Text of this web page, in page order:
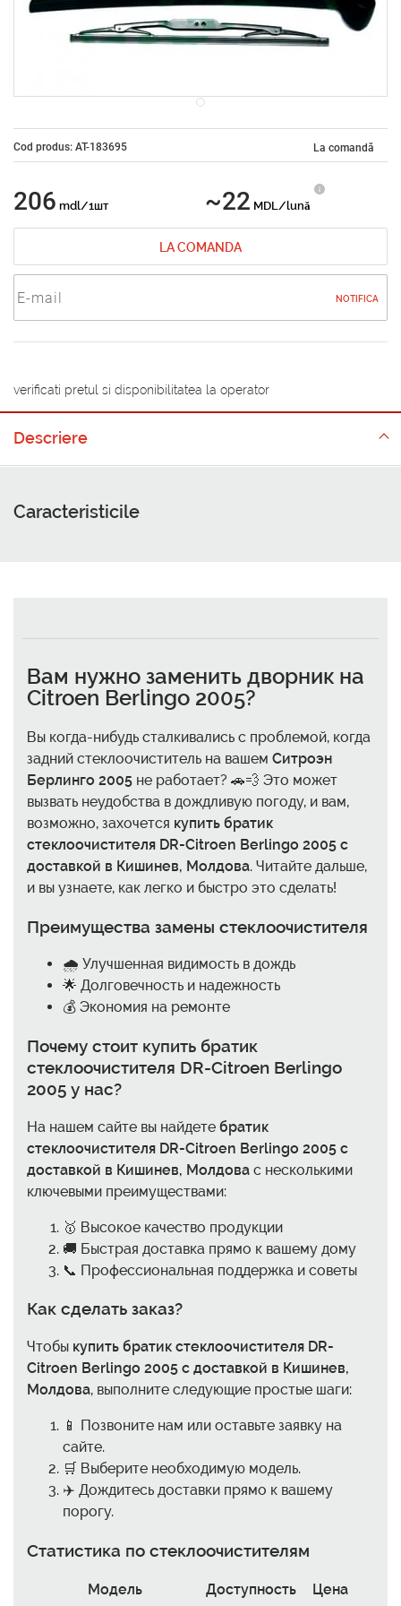
Cod produs: AT-183695 La comandă
206 mdl/1шт ~22 MDL/lună
LA COMANDA
NOTIFICA
verificati pretul si disponibilitatea la operator
Descriere
Caracteristicile
Вам нужно заменить дворник на
Citroen Berlingo 2005?
Вы когда-нибудь сталкивались с проблемой, когда
задний стеклоочиститель на вашем Ситроэн
Берлинго 2005 не работает? 🚗💨 Это может
вызвать неудобства в дождливую погоду, и вам,
возможно, захочется купить братик
стеклоочистителя DR-Citroen Berlingo 2005 с
доставкой в Кишинев, Молдова. Читайте дальше,
и вы узнаете, как легко и быстро это сделать!
Преимущества замены стеклоочистителя
🌧️ Улучшенная видимость в дождь
🌟 Долговечность и надежность
💰 Экономия на ремонте
Почему стоит купить братик
стеклоочистителя DR-Citroen Berlingo
2005 у нас?
На нашем сайте вы найдете братик
стеклоочистителя DR-Citroen Berlingo 2005 с
доставкой в Кишинев, Молдова с несколькими
ключевыми преимуществами:
🥇 Высокое качество продукции
🚚 Быстрая доставка прямо к вашему дому
📞 Профессиональная поддержка и советы
Как сделать заказ?
Чтобы купить братик стеклоочистителя DR-
Citroen Berlingo 2005 с доставкой в Кишинев,
Молдова, выполните следующие простые шаги:
📱 Позвоните нам или оставьте заявку на
сайте.
🛒 Выберите необходимую модель.
✈️ Дождитесь доставки прямо к вашему
порогу.
Статистика по стеклоочистителям
Модель Доступность
Цена